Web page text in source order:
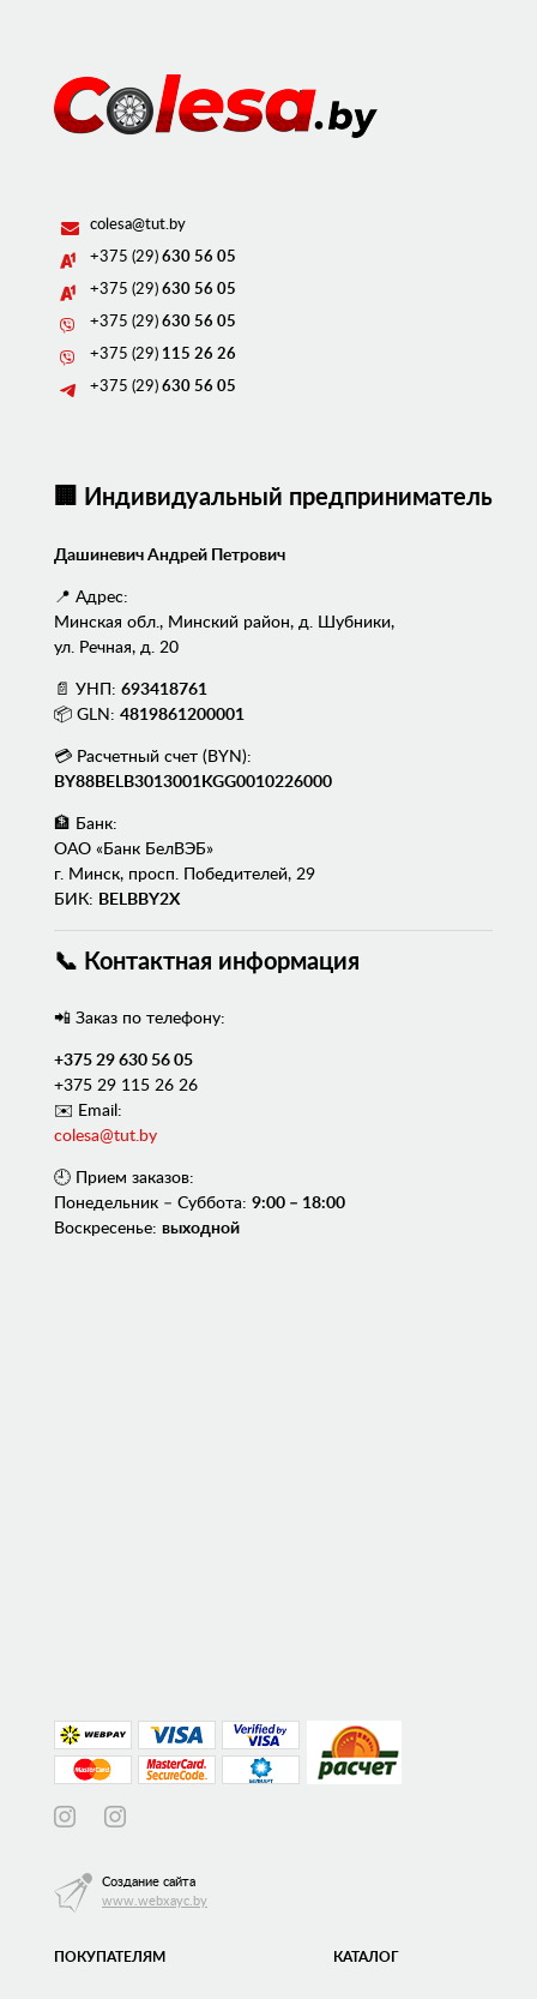
colesa@tut.by
+375 (29) 630 56 05
+375 (29) 630 56 05
+375 (29) 630 56 05
+375 (29) 115 26 26
+375 (29) 630 56 05
ПОКУПАТЕЛЯМ КАТАЛОГ
🏢 Индивидуальный предприниматель
Дашиневич Андрей Петрович
📍 Адрес:
Минская обл., Минский район, д. Шубники,
ул. Речная, д. 20
📄 УНП: 693418761
📦 GLN: 4819861200001
💳 Расчетный счет (BYN):
BY88BELB3013001KGG0010226000
🏦 Банк:
ОАО «Банк БелВЭБ»
г. Минск, просп. Победителей, 29
БИК: BELBBY2X
📞 Контактная информация
📲 Заказ по телефону:
+375 29 630 56 05
+375 29 115 26 26
✉️ Email:
colesa@tut.by
🕘 Прием заказов:
Понедельник – Суббота: 9:00 – 18:00
Воскресенье: выходной
Создание сайта
www.webxayc.by